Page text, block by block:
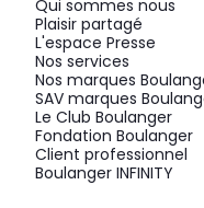
Qui sommes nous
Plaisir partagé
L'espace Presse
Nos services
Nos marques
SAV marques
Le Club Boulanger
Fondation Boulanger
Client professionnel
Boulanger INFINITY